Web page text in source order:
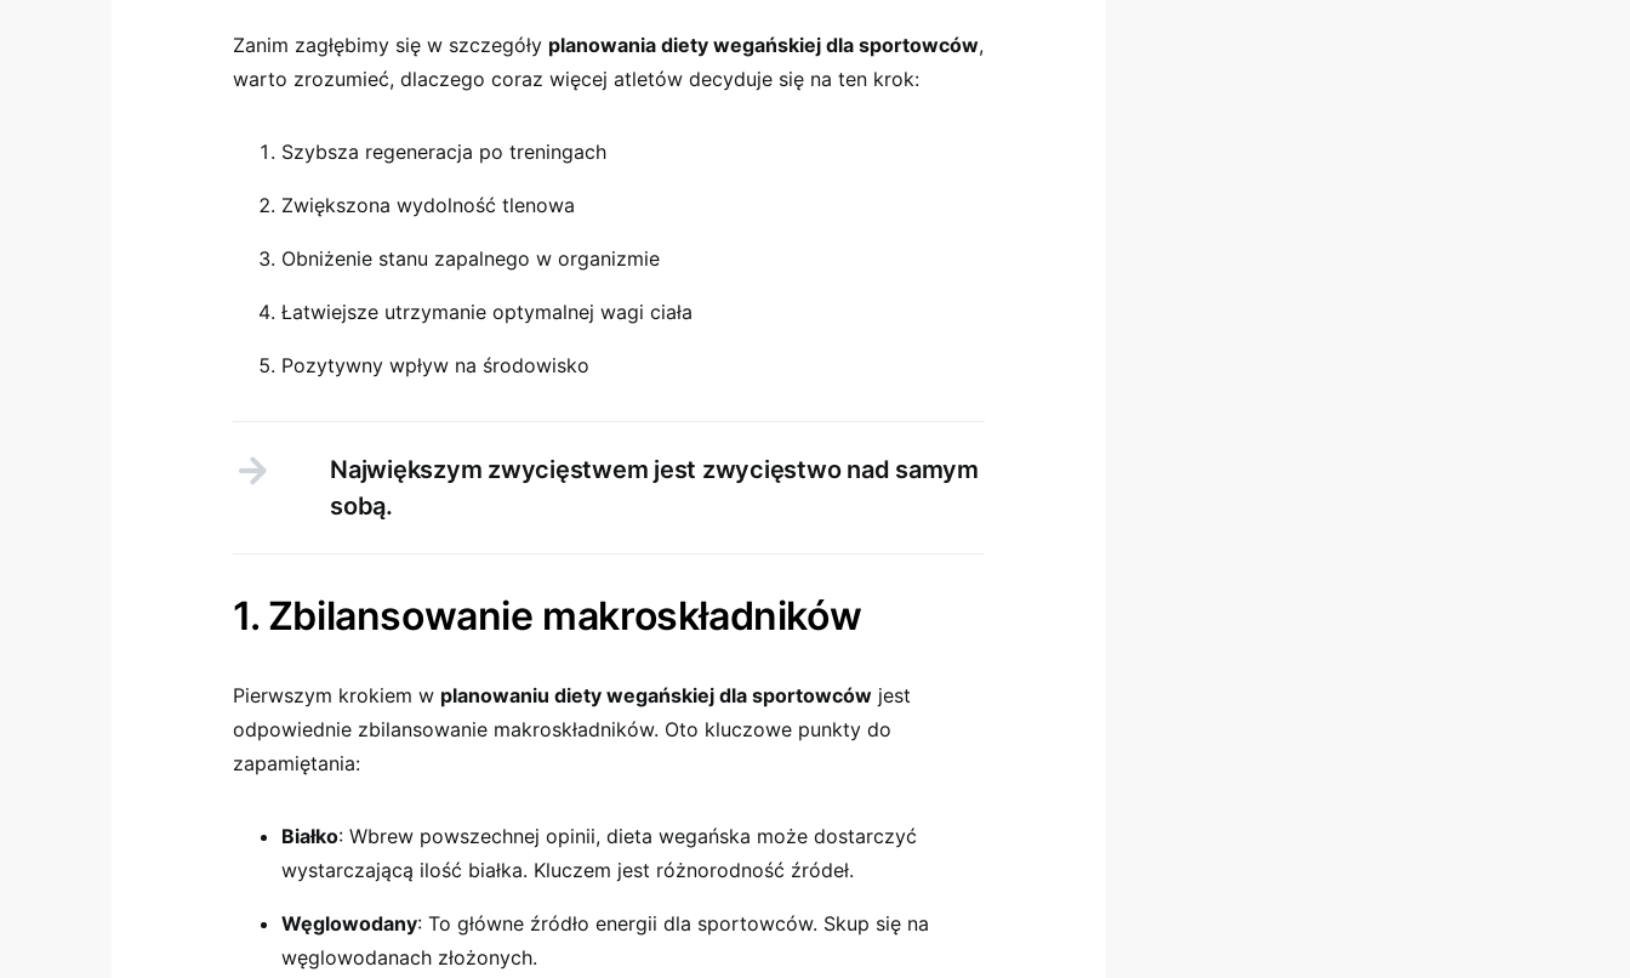
Zanim zagłębimy się w szczegóły planowania diety wegańskiej dla sportowców,
warto zrozumieć, dlaczego coraz więcej atletów decyduje się na ten krok:
Szybsza regeneracja po treningach
Zwiększona wydolność tlenowa
Obniżenie stanu zapalnego w organizmie
Łatwiejsze utrzymanie optymalnej wagi ciała
Pozytywny wpływ na środowisko
Największym zwycięstwem jest zwycięstwo nad samym
sobą.
1. Zbilansowanie makroskładników
Pierwszym krokiem w planowaniu diety wegańskiej dla sportowców jest
odpowiednie zbilansowanie makroskładników. Oto kluczowe punkty do
zapamiętania:
Białko: Wbrew powszechnej opinii, dieta wegańska może dostarczyć
wystarczającą ilość białka. Kluczem jest różnorodność źródeł.
Węglowodany: To główne źródło energii dla sportowców. Skup się na
węglowodanach złożonych.